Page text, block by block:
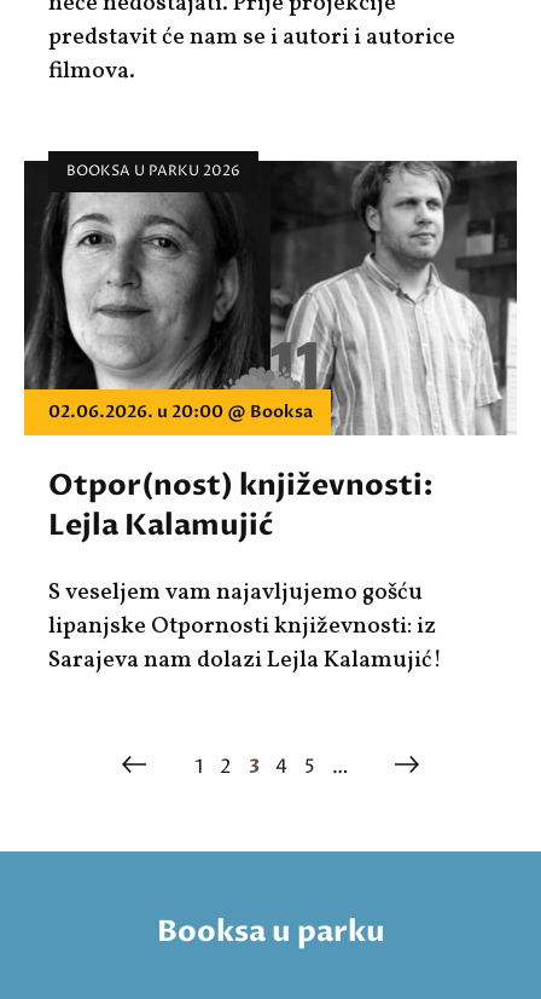
predstavit će nam se i autori i autorice
filmova.
BOOKSA U PARKU 2026
02.06.2026. u 20:00 @ Booksa
Otpor(nost) književnosti:
Lejla Kalamujić
S veseljem vam najavljujemo gošću
lipanjske Otpornosti književnosti: iz
Sarajeva nam dolazi Lejla Kalamujić!
1 2 3 4 5 …
Booksa u parku